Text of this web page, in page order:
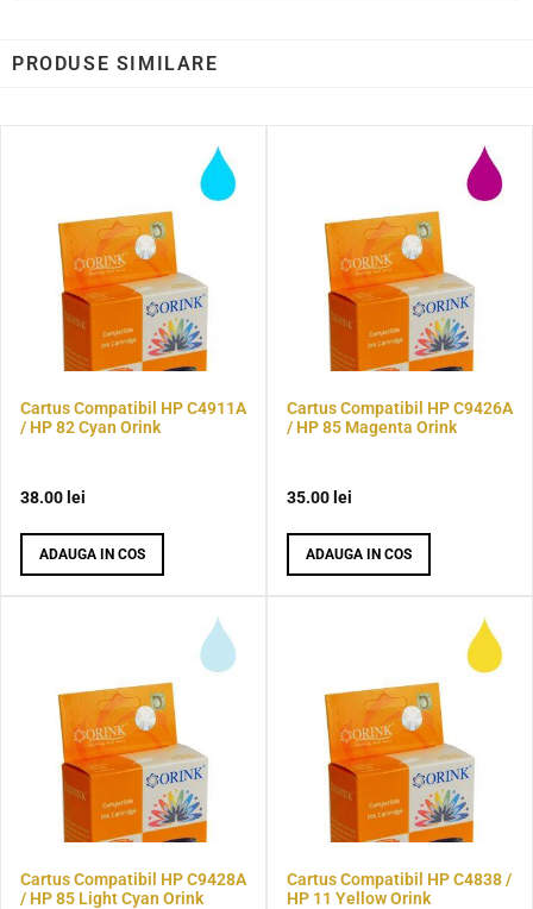
PRODUSE SIMILARE
Cartus Compatibil HP C4911A
/ HP 82 Cyan Orink
38.00 lei
ADAUGA IN COS
Cartus Compatibil HP C9426A
/ HP 85 Magenta Orink
35.00 lei
ADAUGA IN COS
Cartus Compatibil HP C9428A
/ HP 85 Light Cyan Orink
Cartus Compatibil HP C4838 /
HP 11 Yellow Orink